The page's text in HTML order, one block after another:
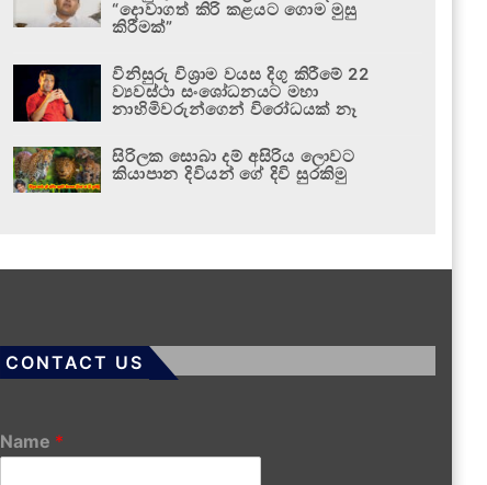
“දොවාගත් කිරි කළයට ගොම මුසු
කිරීමක්”
විනිසුරු විශ්‍රාම වයස දිගු කිරීමේ 22
ව්‍යවස්ථා සංශෝධනයට මහා
නාහිමිවරුන්ගෙන් විරෝධයක් නෑ
සිරිලක සොබා දම් අසිරිය ලොවට
කියාපාන දිවියන් ගේ දිවි සුරකිමු
CONTACT US
Name *